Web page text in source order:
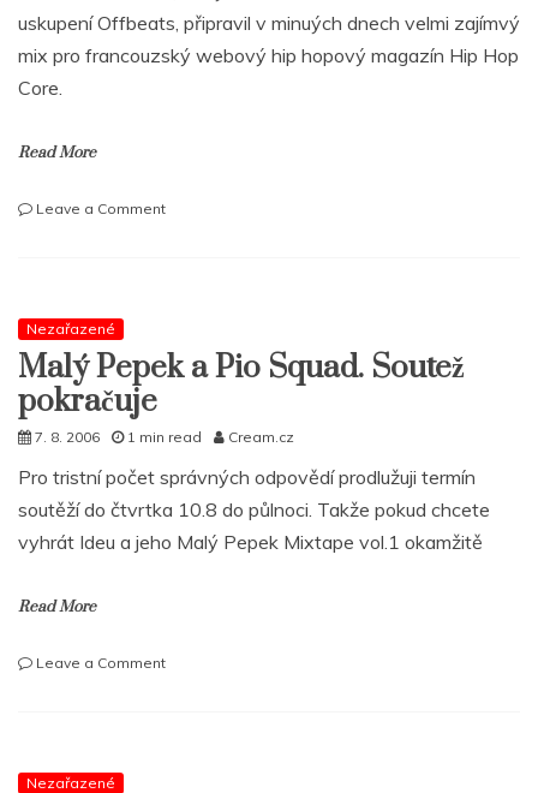
tím
něco
uskupení Offbeats, připravil v minuých dnech velmi zajímvý
mix pro francouzský webový hip hopový magazín Hip Hop
Core.
Read More
Leave a Commenton
One
Nezařazené
Malý Pepek a Pio Squad. Soutež
pokračuje
7. 8. 2006 1 min read Cream.cz
Pro tristní počet správných odpovědí prodlužuji termín
soutěží do čtvrtka 10.8 do půlnoci. Takže pokud chcete
vyhrát Ideu a jeho Malý Pepek Mixtape vol.1 okamžitě
Read More
Leave a Commenton
Nezařazené